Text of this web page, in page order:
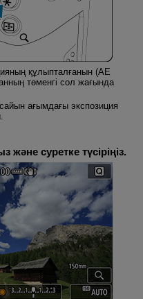
құлыпталғанын (AE
төменгі сол жағында
ағымдағы экспозиция
суретке түсіріңіз.